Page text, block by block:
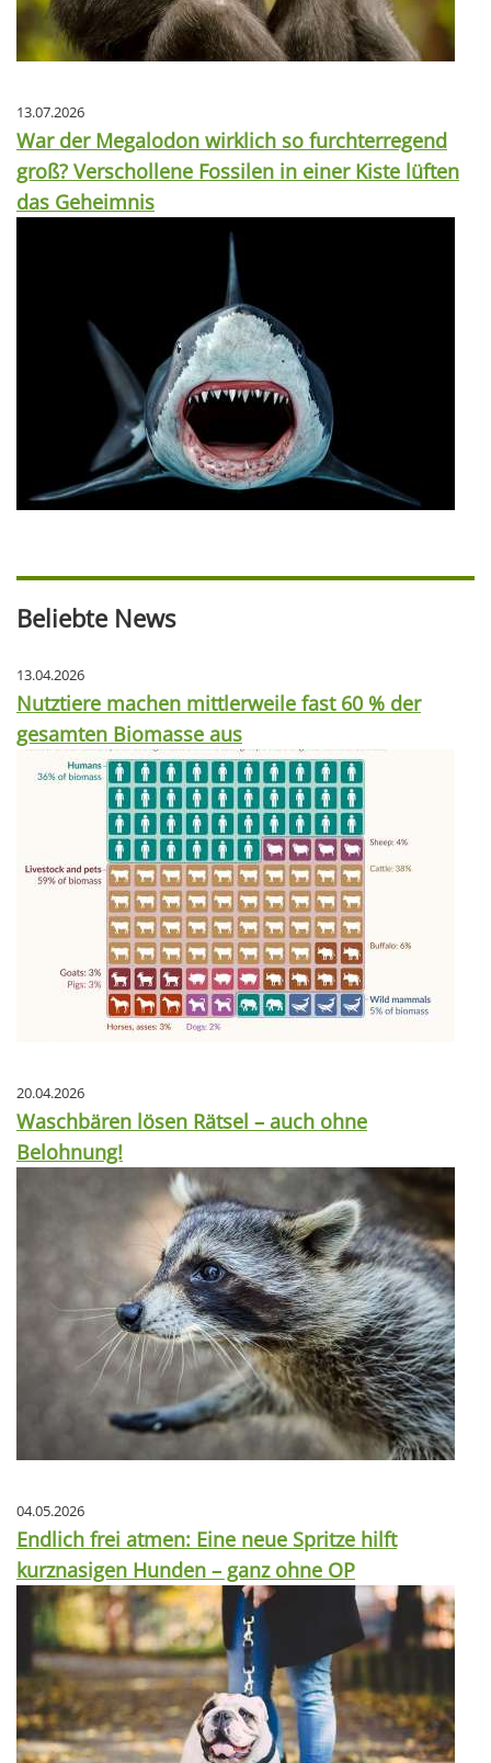
13.07.2026
War der Megalodon wirklich so furchterregend
groß? Verschollene Fossilen in einer Kiste lüften
das Geheimnis
Beliebte News
13.04.2026
Nutztiere machen mittlerweile fast 60 % der
gesamten Biomasse aus
20.04.2026
Waschbären lösen Rätsel – auch ohne
Belohnung!
04.05.2026
Endlich frei atmen: Eine neue Spritze hilft
kurznasigen Hunden – ganz ohne OP